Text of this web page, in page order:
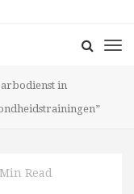
arbodienst in
Read